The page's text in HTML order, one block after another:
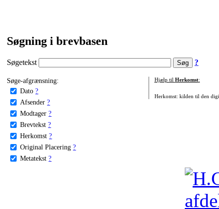
Søgning i brevbasen
Søgetekst ?
Søge-afgrænsning:
Dato ?
Afsender ?
Modtager ?
Brevtekst ?
Herkomst ?
Original Placering ?
Metatekst ?
Hjælp til Herkomst:
Herkomst: kilden til den